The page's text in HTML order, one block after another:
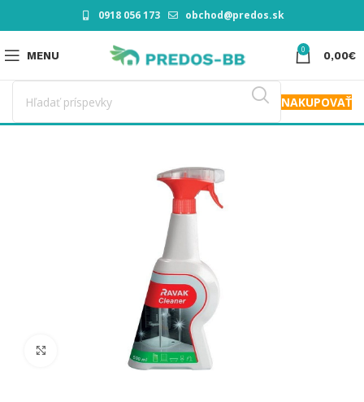
0918 056 173 obchod@predos.sk
MENU 0 0,00€
NAKUPOVAŤ
Click to enlarge